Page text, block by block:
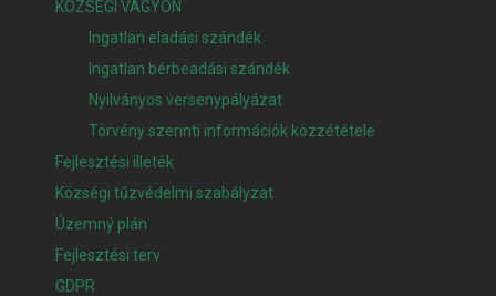
KÖZSÉGI VAGYON
Ingatlan eladási szándék
Ingatlan bérbeadási szándék
Nyilványos versenypályázat
Törvény szerinti információk közzététele
Fejlesztési illeték
Községi tűzvédelmi szabályzat
Územný plán
Fejlesztési terv
GDPR